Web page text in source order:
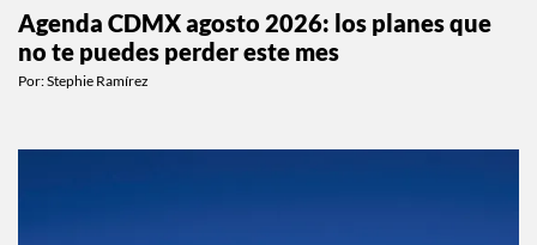
Agenda CDMX agosto 2026: los planes que
no te puedes perder este mes
Por:Stephie Ramírez